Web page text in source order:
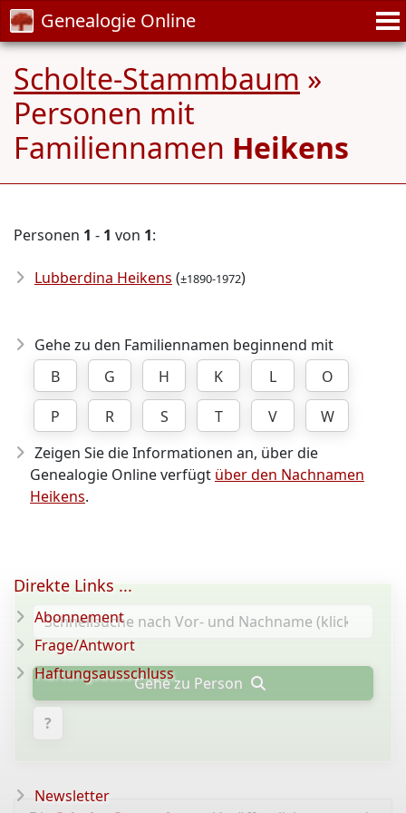
Genealogie Online
Scholte-Stammbaum »
Personen mit
Familiennamen Heikens
Personen 1 - 1 von 1:
Lubberdina Heikens (±1890-1972)
Gehe zu den Familiennamen beginnend mit
B
G H K L
O
P
R S T V
W
Zeigen Sie die Informationen an, über die
Genealogie Online verfügt über den Nachnamen
Heikens.
Gehe zu Person
?
Direkte Links ...
Abonnement
Frage/Antwort
Haftungsausschluss
Newsletter